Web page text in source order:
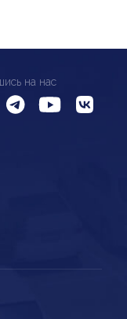
на нас